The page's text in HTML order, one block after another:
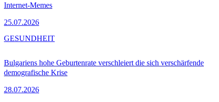
Internet-Memes
25.07.2026
Bulgariens hohe Geburtenrate verschleiert die sich verschärfende
demografische Krise
28.07.2026
GESUNDHEIT